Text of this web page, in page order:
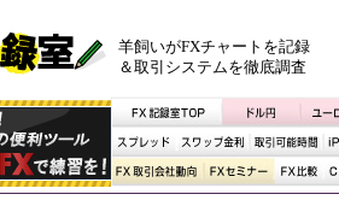
羊飼いがFXチャートを記録
＆取引システムを徹底調査